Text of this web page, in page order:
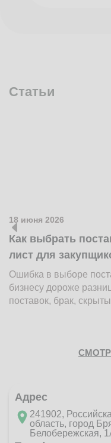
Статьи
18 июня 2026
Как выбрать
лист для
Ошибка в выборе
бизнесу дороже
поставок, брак,
Адрес
241902,
область, город
Белобережская,